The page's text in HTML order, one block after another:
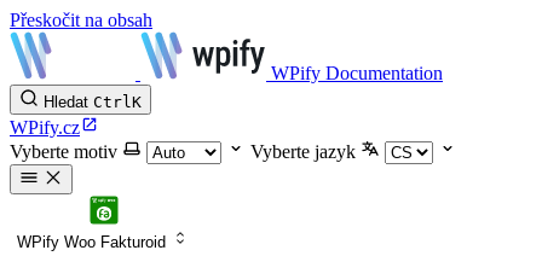
Přeskočit na obsah
WPify Documentation
Hledat CtrlK
WPify.cz
Vyberte motiv
Vyberte jazyk
WPify Woo Fakturoid